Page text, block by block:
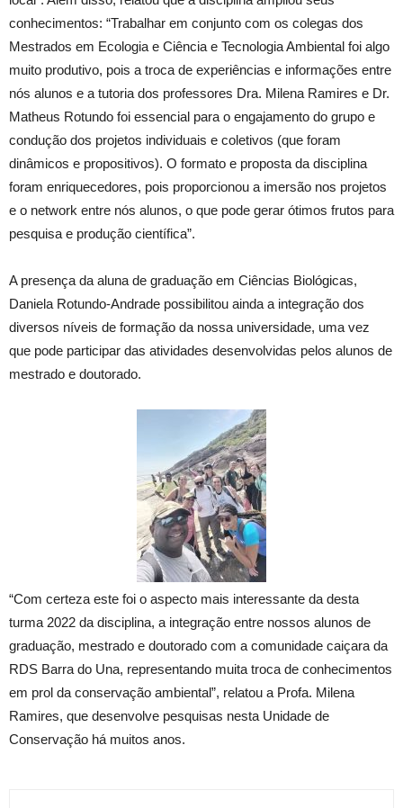
conhecimentos: “Trabalhar em conjunto com os colegas dos
Mestrados em Ecologia e Ciência e Tecnologia Ambiental foi algo
muito produtivo, pois a troca de experiências e informações entre
nós alunos e a tutoria dos professores Dra. Milena Ramires e Dr.
Matheus Rotundo foi essencial para o engajamento do grupo e
condução dos projetos individuais e coletivos (que foram
dinâmicos e propositivos). O formato e proposta da disciplina
foram enriquecedores, pois proporcionou a imersão nos projetos
e o network entre nós alunos, o que pode gerar ótimos frutos para
pesquisa e produção científica”.
A presença da aluna de graduação em Ciências Biológicas,
Daniela Rotundo-Andrade possibilitou ainda a integração dos
diversos níveis de formação da nossa universidade, uma vez
que pode participar das atividades desenvolvidas pelos alunos de
mestrado e doutorado.
“Com certeza este foi o aspecto mais interessante da desta
turma 2022 da disciplina, a integração entre nossos alunos de
graduação, mestrado e doutorado com a comunidade caiçara da
RDS Barra do Una, representando muita troca de conhecimentos
em prol da conservação ambiental”, relatou a Profa. Milena
Ramires, que desenvolve pesquisas nesta Unidade de
Conservação há muitos anos.